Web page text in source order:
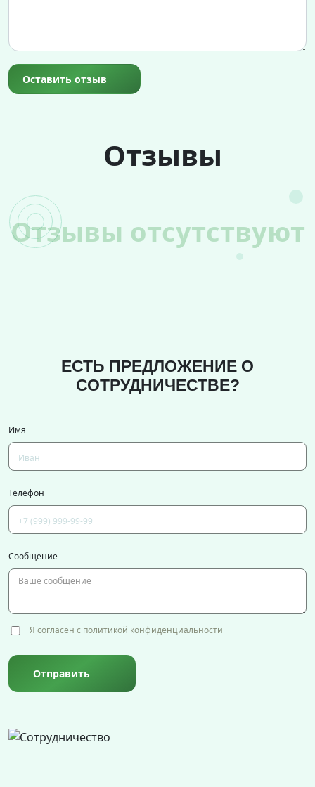
Оставить отзыв
Отзывы
Отзывы отсутствуют
ЕСТЬ ПРЕДЛОЖЕНИЕ О
СОТРУДНИЧЕСТВЕ?
Имя
Телефон
Сообщение
Я согласен с политикой конфиденциальности
Отправить